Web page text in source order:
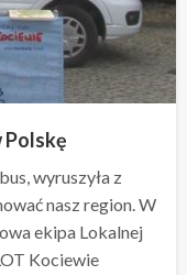
Polskę
wyruszyła z
nasz region. W
ekipa Lokalnej
Kociewie